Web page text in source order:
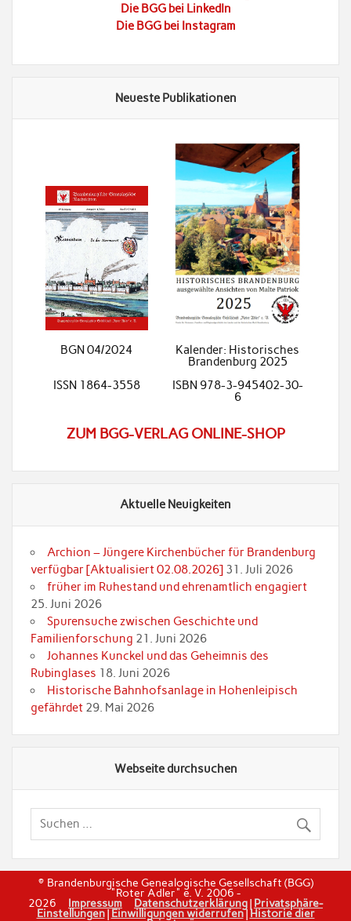
Die BGG bei LinkedIn
Die BGG bei Instagram
Neueste Publikationen
BGN 04/2024
Kalender: Historisches
Brandenburg 2025
ISSN 1864-3558
ISBN 978-3-945402-30-
6
ZUM BGG-VERLAG ONLINE-SHOP
Aktuelle Neuigkeiten
Archion – Jüngere Kirchenbücher für Brandenburg
verfügbar [Aktualisiert 02.08.2026] 31. Juli 2026
früher im Ruhestand und ehrenamtlich engagiert
25. Juni 2026
Spurensuche zwischen Geschichte und
Familienforschung 21. Juni 2026
Johannes Kunckel und das Geheimnis des
Rubinglases 18. Juni 2026
Historische Bahnhofsanlage in Hohenleipisch
gefährdet 29. Mai 2026
Webseite durchsuchen
© Brandenburgische Genealogische Gesellschaft (BGG)
"Roter Adler" e. V. 2006 -
2026 Impressum Datenschutzerklärung| Privatsphäre-
Einstellungen| Einwilligungen widerrufen|Historie dier